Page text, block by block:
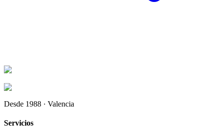
Desde 1988 · Valencia
Servicios